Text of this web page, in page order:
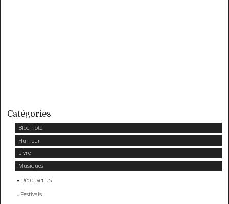
Catégories
Bloc-note
Humeur
Livre
Musiques
Découvertes
Festivals